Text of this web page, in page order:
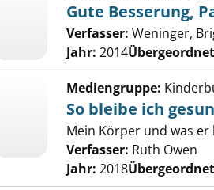
Gute Besserung,
Verfasser: Weninger,
Jahr: 2014
Mediengruppe:
So bleibe ich
Mein Körper und was er
Verfasser: Ruth Owen
Jahr: 2018